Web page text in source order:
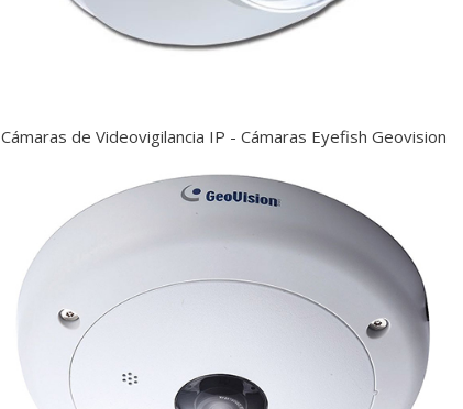
Cámaras de Videovigilancia IP - Cámaras Eyefish Geovision